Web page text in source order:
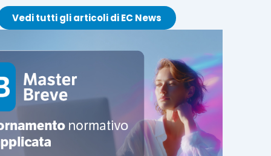
Vedi tutti gli articoli di EC News